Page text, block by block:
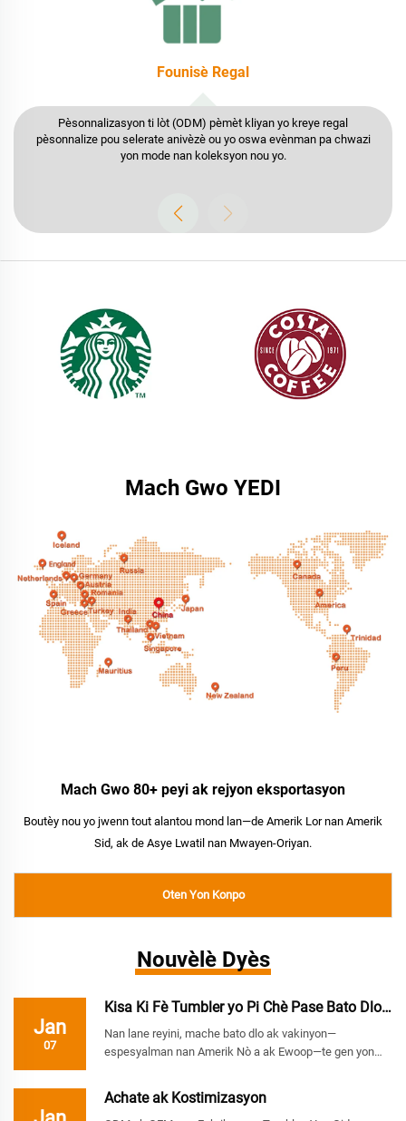
Mak DTC
Kreye yon boutey tumbler inik epi bati yon mak enploye solisyon OEM
YEDI pou tre fèt konseps ou yo.
Mach Gwo YEDI
Mach Gwo 80+ peyi ak rejyon eksportasyon
Boutèy nou yo jwenn tout alantou mond lan—de Amerik Lor nan Amerik
Sid, ak de Asye Lwatil nan Mwayen-Oriyan.
Oten Yon Konpo
Nouvèlè Dyès
Jan
07
Kisa Ki Fè Tumbler yo Pi Chè Pase Bato Dlo Vaki...
Nan lane reyini, mache bato dlo ak vakinyon—
espesyalman nan Amerik Nò a ak Ewoop—te gen yon
ekstèriye oswa pofesyonèl entoun, sanse tout moun
gen yon gwo...
Achate ak Kostimizasyon